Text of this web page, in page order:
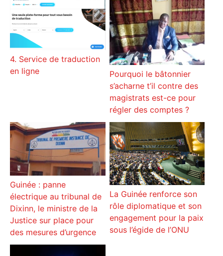
4. Service de traduction
en ligne
Pourquoi le bâtonnier
s’acharne t’il contre des
magistrats est-ce pour
régler des comptes ?
Guinée : panne
électrique au tribunal de
Dixinn, le ministre de la
Justice sur place pour
des mesures d’urgence
La Guinée renforce son
rôle diplomatique et son
engagement pour la paix
sous l’égide de l’ONU